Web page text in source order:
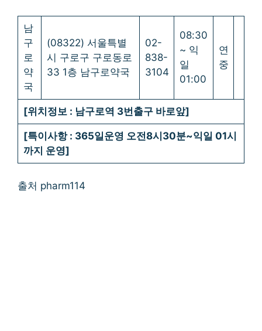
남
구
로
약
국
(08322) 서울특별
시 구로구 구로동로
33 1층 남구로약국
02-
838-
3104
08:30
~ 익
일
01:00
연
중
[위치정보 : 남구로역 3번출구 바로앞]
[특이사항 : 365일운영 오전8시30분~익일 01시
까지 운영]
출처 pharm114